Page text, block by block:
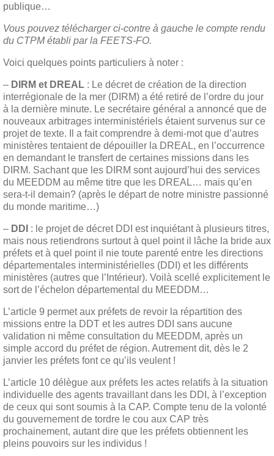
publique…
Vous pouvez télécharger ci-contre à gauche le compte rendu
du CTPM établi par la FEETS-FO.
Voici quelques points particuliers à noter :
– DIRM et DREAL : Le décret de création de la direction
interrégionale de la mer (DIRM) a été retiré de l’ordre du jour
à la dernière minute. Le secrétaire général a annoncé que de
nouveaux arbitrages interministériels étaient survenus sur ce
projet de texte. Il a fait comprendre à demi-mot que d’autres
ministères tentaient de dépouiller la DREAL, en l’occurrence
en demandant le transfert de certaines missions dans les
DIRM. Sachant que les DIRM sont aujourd’hui des services
du MEEDDM au même titre que les DREAL… mais qu’en
sera-t-il demain? (après le départ de notre ministre passionné
du monde maritime…)
– DDI : le projet de décret DDI est inquiétant à plusieurs titres,
mais nous retiendrons surtout à quel point il lâche la bride aux
préfets et à quel point il nie toute parenté entre les directions
départementales interministérielles (DDI) et les différents
ministères (autres que l’Intérieur). Voilà scellé explicitement le
sort de l’échelon départemental du MEEDDM…
L’article 9 permet aux préfets de revoir la répartition des
missions entre la DDT et les autres DDI sans aucune
validation ni même consultation du MEEDDM, après un
simple accord du préfet de région. Autrement dit, dès le 2
janvier les préfets font ce qu’ils veulent !
L’article 10 délègue aux préfets les actes relatifs à la situation
individuelle des agents travaillant dans les DDI, à l’exception
de ceux qui sont soumis à la CAP. Compte tenu de la volonté
du gouvernement de tordre le cou aux CAP très
prochainement, autant dire que les préfets obtiennent les
pleins pouvoirs sur les individus !